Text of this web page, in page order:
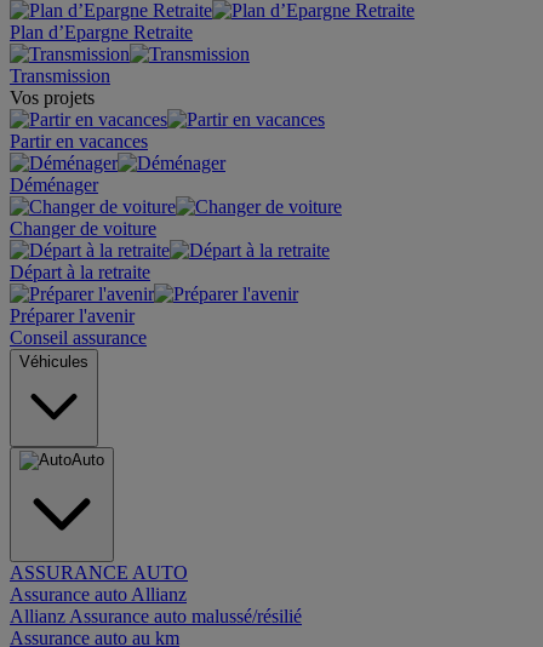
Plan d’Epargne Retraite
Transmission
Vos projets
Partir en vacances
Déménager
Changer de voiture
Départ à la retraite
Préparer l'avenir
Conseil assurance
Véhicules
Auto
ASSURANCE AUTO
Assurance auto Allianz
Allianz Assurance auto malussé/résilié
Assurance auto au km